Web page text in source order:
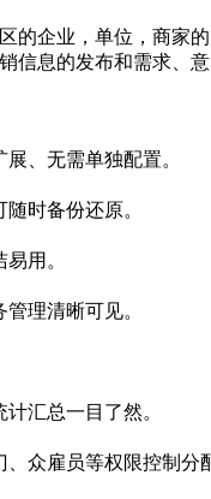
的企业，单位，商家
信息的发布和需求、
、无需单独配置。
时备份还原。
用。
理清晰可见。
汇总一目了然。
众雇员等权限控制分